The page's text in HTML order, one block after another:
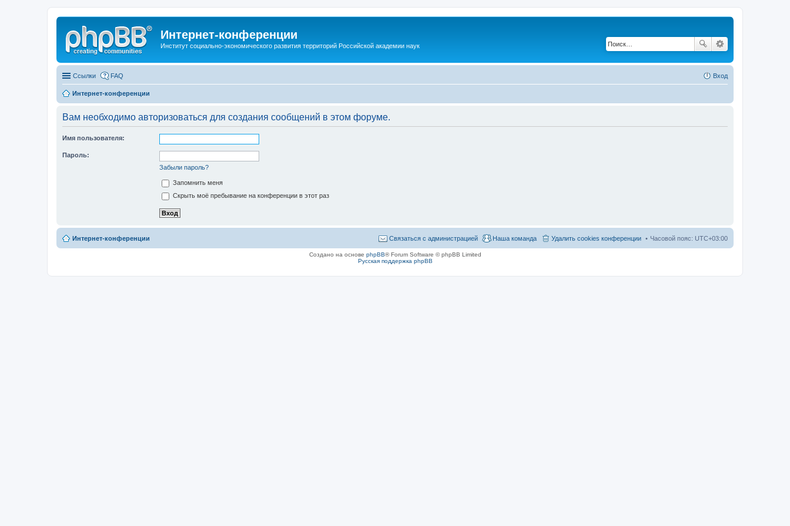
Интернет-конференции
Институт социально-экономического развития территорий Российской академии наук
Ссылки FAQ Вход
Интернет-конференции
Вам необходимо авторизоваться для создания сообщений в этом форуме.
Имя пользователя:
Пароль:
Забыли пароль?
Запомнить меня
Скрыть моё пребывание на конференции в этот раз
Интернет-конференции Часовой пояс: UTC+03:00
Удалить cookies конференции
Наша команда
Связаться с администрацией
Создано на основе phpBB® Forum Software © phpBB Limited
Русская поддержка phpBB